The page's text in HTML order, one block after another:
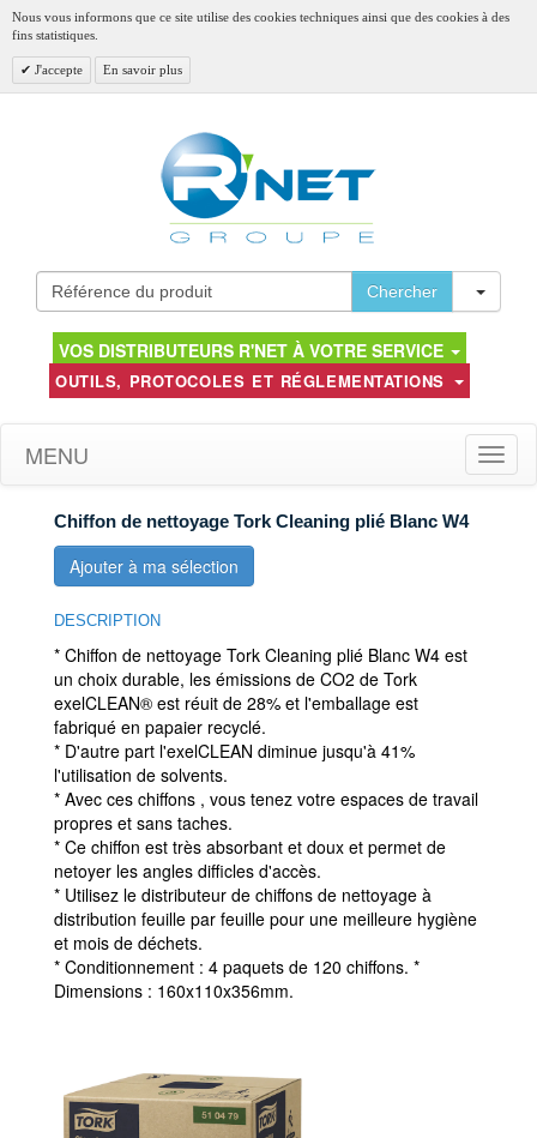
Nous vous informons que ce site utilise des cookies techniques ainsi que des cookies à des
fins statistiques.
J'accepte En savoir plus
Chercher
VOS DISTRIBUTEURS R'NET À VOTRE SERVICE
OUTILS, PROTOCOLES ET RÉGLEMENTATIONS
Toggle
MENU
Chiffon de nettoyage Tork Cleaning plié Blanc W4
Ajouter à ma sélection
DESCRIPTION
* Chiffon de nettoyage Tork Cleaning plié Blanc W4 est
un choix durable, les émissions de CO2 de Tork
exelCLEAN® est réuit de 28% et l'emballage est
fabriqué en papaier recyclé.
* D'autre part l'exelCLEAN diminue jusqu'à 41%
l'utilisation de solvents.
* Avec ces chiffons , vous tenez votre espaces de travail
propres et sans taches.
* Ce chiffon est très absorbant et doux et permet de
netoyer les angles difficles d'accès.
* Utilisez le distributeur de chiffons de nettoyage à
distribution feuille par feuille pour une meilleure hygiène
et mois de déchets.
* Conditionnement : 4 paquets de 120 chiffons. *
Dimensions : 160x110x356mm.